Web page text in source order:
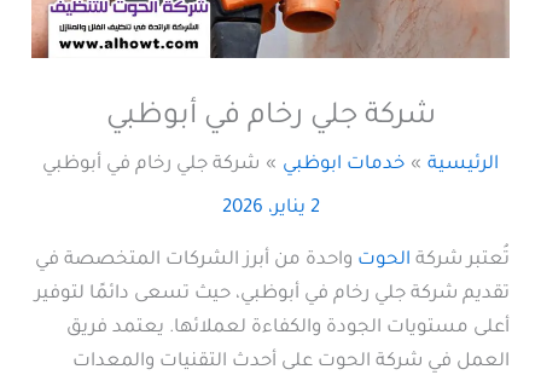
شركة جلي رخام في أبوظبي
الرئيسية خدمات ابوظبي شركة جلي رخام في أبوظبي
2 يناير، 2026
تُعتبر شركة الحوت واحدة من أبرز الشركات المتخصصة في
تقديم شركة جلي رخام في أبوظبي، حيث تسعى دائمًا لتوفير
أعلى مستويات الجودة والكفاءة لعملائها. يعتمد فريق
العمل في شركة الحوت على أحدث التقنيات والمعدات